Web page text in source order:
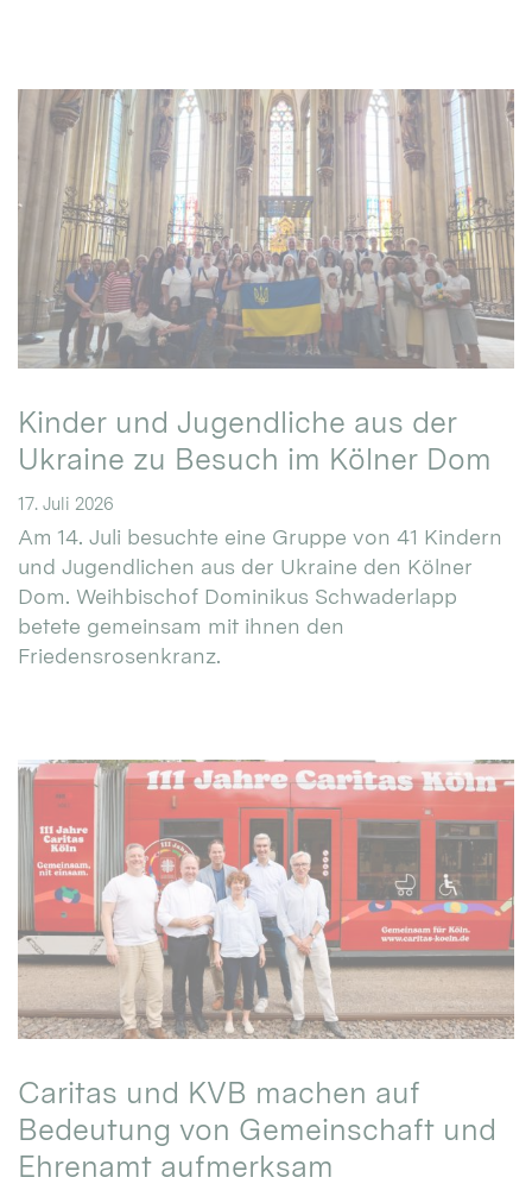
Kinder und Jugendliche aus der
Ukraine zu Besuch im Kölner Dom
17. Juli 2026
Am 14. Juli besuchte eine Gruppe von 41 Kindern
und Jugendlichen aus der Ukraine den Kölner
Dom. Weihbischof Dominikus Schwaderlapp
betete gemeinsam mit ihnen den
Friedensrosenkranz.
Caritas und KVB machen auf
Bedeutung von Gemeinschaft und
Ehrenamt aufmerksam